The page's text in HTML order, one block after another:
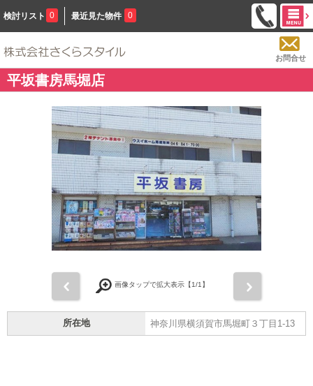
検討リスト 0 最近見た物件 0
お問合せ
平坂書房馬堀店
画像タップで拡大表示【1/1】
所在地 神奈川県横須賀市馬堀町３丁目1-13